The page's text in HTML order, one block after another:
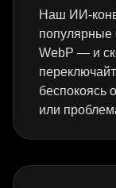
Наш ИИ-
популярные
WebP — и
беспокоясь
или